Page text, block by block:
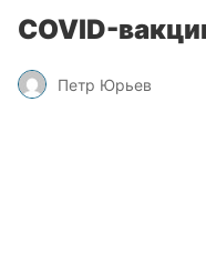
COVID-
Петр Юрьев